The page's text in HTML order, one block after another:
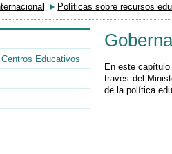
Políticas sobre recursos
Educativos
En este
través del
de la política